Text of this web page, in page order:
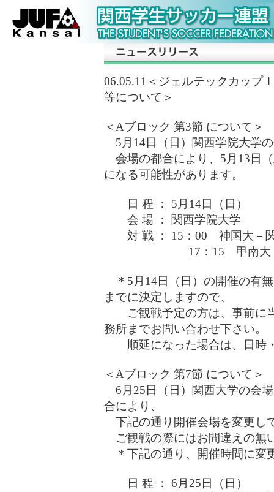
06.05.11＜ジェルテックカップ
等について＞
＜Aブロック 第3節 について＞
5月14日（日）関西学院大学
会場の都合により、5月13日
になる可能性があります。
日 程 ： 5月14日（日
会 場 ： 関西学院大学
対 戦 ： 15：00 神国大－
17：15 甲南大－
＊5月14日（日）の開催の有
までに決定しますので、
ご観戦予定の方は、事前に
務所までお問い合わせ下さい。
順延になった場合は、日時
＜Aブロック 第7節 について＞
6月25日（日）関西大学の会
合により、
下記の通り開催会場を変更し
ご観戦の際にはお間違えの無
＊下記の通り、開催時間に変
日 程 ： 6月25日（日）